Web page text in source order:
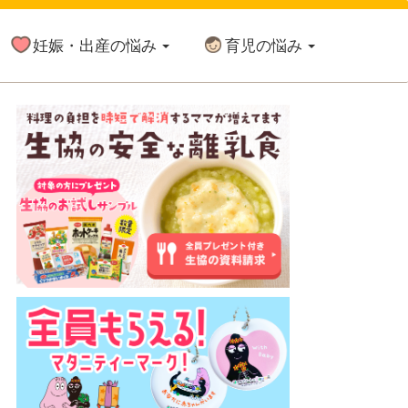
妊娠・出産の悩み 育児の悩み